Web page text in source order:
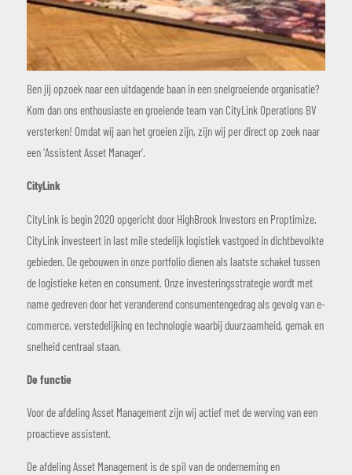
Ben jij opzoek naar een uitdagende baan in een snelgroeiende organisatie?
Kom dan ons enthousiaste en groeiende team van CityLink Operations BV
versterken! Omdat wij aan het groeien zijn, zijn wij per direct op zoek naar
een ‘Assistent Asset Manager’.
CityLink
CityLink is begin 2020 opgericht door HighBrook Investors en Proptimize.
CityLink investeert in last mile stedelijk logistiek vastgoed in dichtbevolkte
gebieden. De gebouwen in onze portfolio dienen als laatste schakel tussen
de logistieke keten en consument. Onze investeringsstrategie wordt met
name gedreven door het veranderend consumentengedrag als gevolg van e-
commerce, verstedelijking en technologie waarbij duurzaamheid, gemak en
snelheid centraal staan.
De functie
Voor de afdeling Asset Management zijn wij actief met de werving van een
proactieve assistent.
De afdeling Asset Management is de spil van de onderneming en